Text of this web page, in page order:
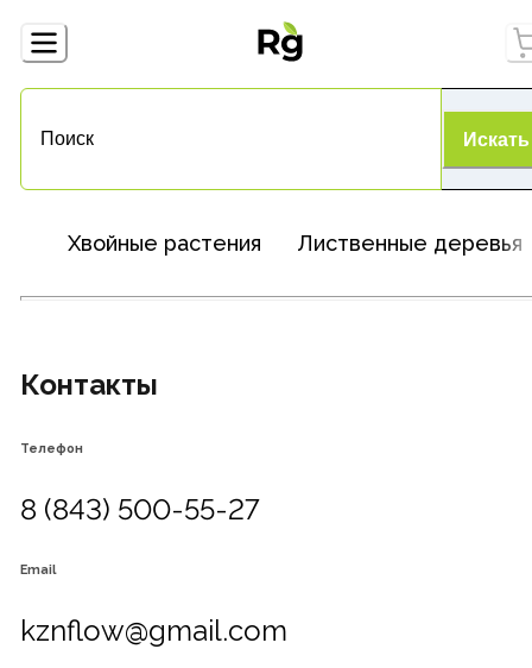
Искать
Хвойные растения Лиственные деревья
Контакты
Телефон
8 (843) 500-55-27
Email
kznflow@gmail.com